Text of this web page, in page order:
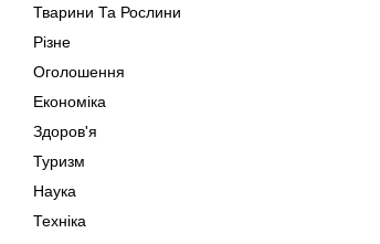
Тварини Та Рослини
Різне
Оголошення
Економіка
Здоров'я
Туризм
Наука
Техніка